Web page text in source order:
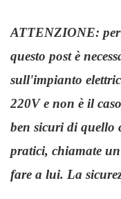
ATTENZIONE:
questo post è
sull'impianto
220V e non è il
ben sicuri di quello
pratici, chiamate
fare a lui. La